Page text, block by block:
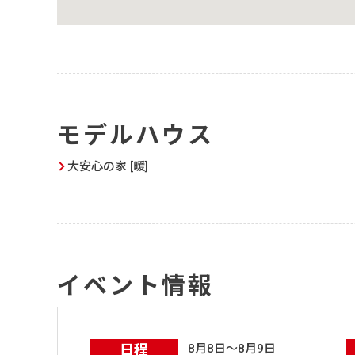
モデルハウス
大安心の家 [暖]
イベント情報
日程 8月8日～8月9日